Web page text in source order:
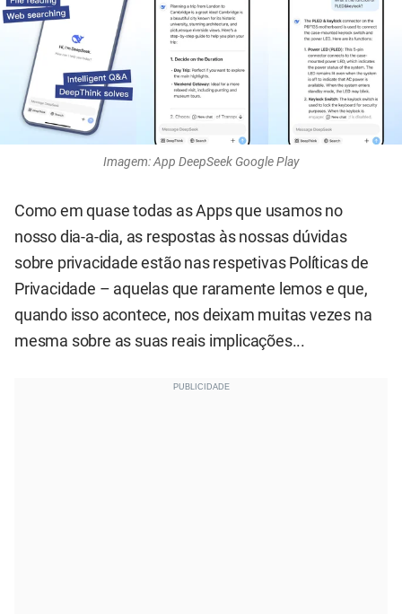
Imagem: App DeepSeek Google Play
Como em quase todas as Apps que usamos no
nosso dia-a-dia, as respostas às nossas dúvidas
sobre privacidade estão nas respetivas Políticas de
Privacidade – aquelas que raramente lemos e que,
quando isso acontece, nos deixam muitas vezes na
mesma sobre as suas reais implicações...